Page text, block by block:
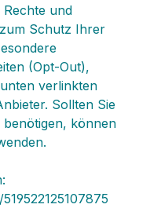
und
Schutz Ihrer
(Opt-Out),
verlinkten
Sollten Sie
können